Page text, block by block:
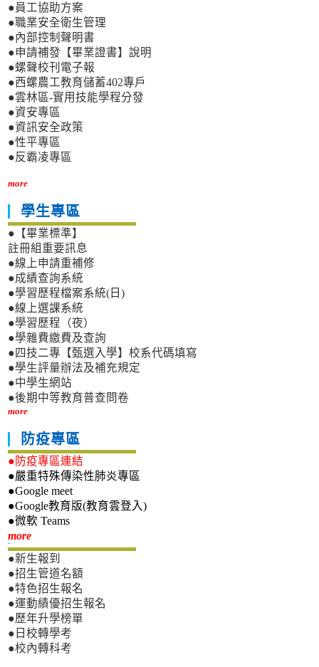
●員工協助方案
●職業安全衛生管理
●內部控制聲明書
●申請補發【畢業證書】說明
●螺聲校刊電子報
●西螺農工教育儲蓄402專戶
●雲林區-實用技能學程分發
●資安專區
●資訊安全政策
●性平專區
●反霸凌專區
more
學生專區
●【畢業標準】
註冊組重要訊息
●線上申請重補修
●成績查詢系統
●學習歷程檔案系統(日)
●線上選課系統
●學習歷程（夜）
●學雜費繳費及查詢
●四技二專【甄選入學】校系代碼填寫
●學生評量辦法及補充規定
●中學生網站
●後期中等教育普查問卷
more
防疫專區
●防疫專區連結
●嚴重特殊傳染性肺炎專區
●Google meet
●Google教育版(教育雲登入)
●微軟 Teams
more新生專區
●新生報到
●招生管道名額
●特色招生報名
●運動績優招生報名
●歷年升學榜單
●日校轉學考
●校內轉科考